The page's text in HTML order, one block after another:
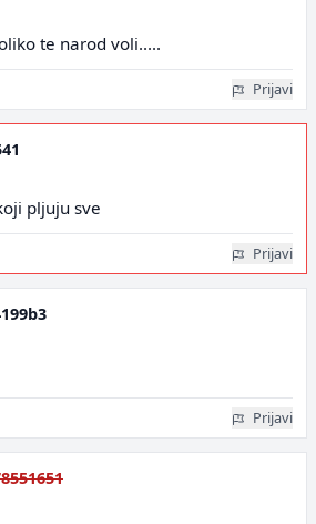
te narod voli.....
Prijavi
pljuju sve
Prijavi
Prijavi